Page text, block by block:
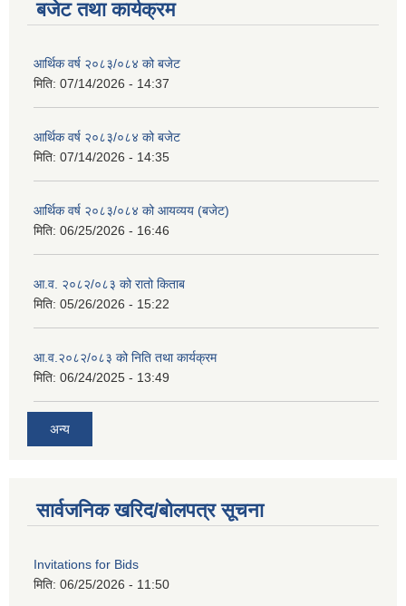
बजेट तथा कार्यक्रम
आर्थिक वर्ष २०८३/०८४ को बजेट
मिति: 07/14/2026 - 14:37
आर्थिक वर्ष २०८३/०८४ को बजेट
मिति: 07/14/2026 - 14:35
आर्थिक वर्ष २०८३/०८४ को आयव्यय (बजेट)
मिति: 06/25/2026 - 16:46
आ.व. २०८२/०८३ को रातो किताब
मिति: 05/26/2026 - 15:22
आ.व.२०८२/०८३ को निति तथा कार्यक्रम
मिति: 06/24/2025 - 13:49
अन्य
सार्वजनिक खरिद/बोलपत्र सूचना
Invitations for Bids
मिति: 06/25/2026 - 11:50